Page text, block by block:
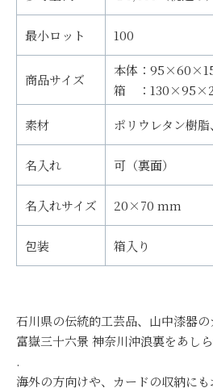
最小ロット 100
商品サイズ
本体：
箱 ：
素材 ポリウレタン樹
名入れ 可（裏面）
名入れサイズ 20×70 mm
包装 箱入り
石川県の伝統的工芸品、山中漆器の
富嶽三十六景 神奈川沖浪裏をあしら
.
海外の方向けや、カードの収納にも